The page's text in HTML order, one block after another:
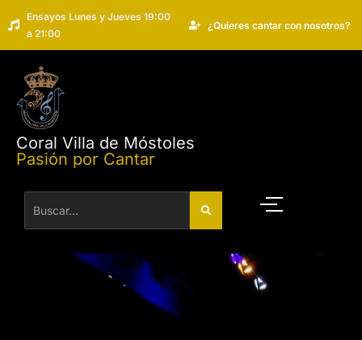
Ensayos Lunes y Jueves 19:00
a 21:00
¿Quieres cantar con nosotros?
Coral Villa de Móstoles
Pasión por Cantar